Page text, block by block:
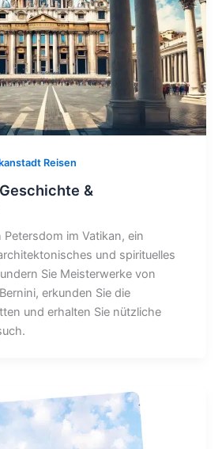
Reisen
&
Petersdom im Vatikan, ein
und spirituelles
Sie Meisterwerke von
erkunden Sie die
und erhalten Sie nützliche